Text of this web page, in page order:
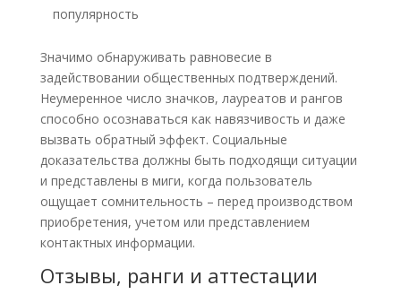
популярность
Значимо обнаруживать равновесие в
задействовании общественных подтверждений.
Неумеренное число значков, лауреатов и рангов
способно осознаваться как навязчивость и даже
вызвать обратный эффект. Социальные
доказательства должны быть подходящи ситуации
и представлены в миги, когда пользователь
ощущает сомнительность – перед производством
приобретения, учетом или представлением
контактных информации.
Отзывы, ранги и аттестации